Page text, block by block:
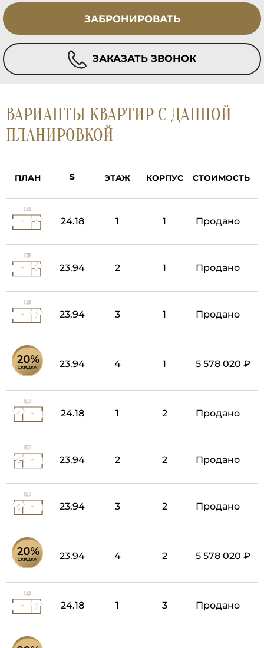
ЗАБРОНИРОВАТЬ
ЗАКАЗАТЬ ЗВОНОК
ВАРИАНТЫ КВАРТИР С ДАННОЙ
ПЛАНИРОВКОЙ
ПЛАН ЭТАЖ КОРПУС СТОИМОСТЬ
24.18 1 1 Продано
23.94 2 1 Продано
23.94 3 1 Продано
23.94 4 1 5 578 020 ₽
24.18 1 2 Продано
23.94 2 2 Продано
23.94 3 2 Продано
23.94 4 2 5 578 020 ₽
24.18 1 3 Продано